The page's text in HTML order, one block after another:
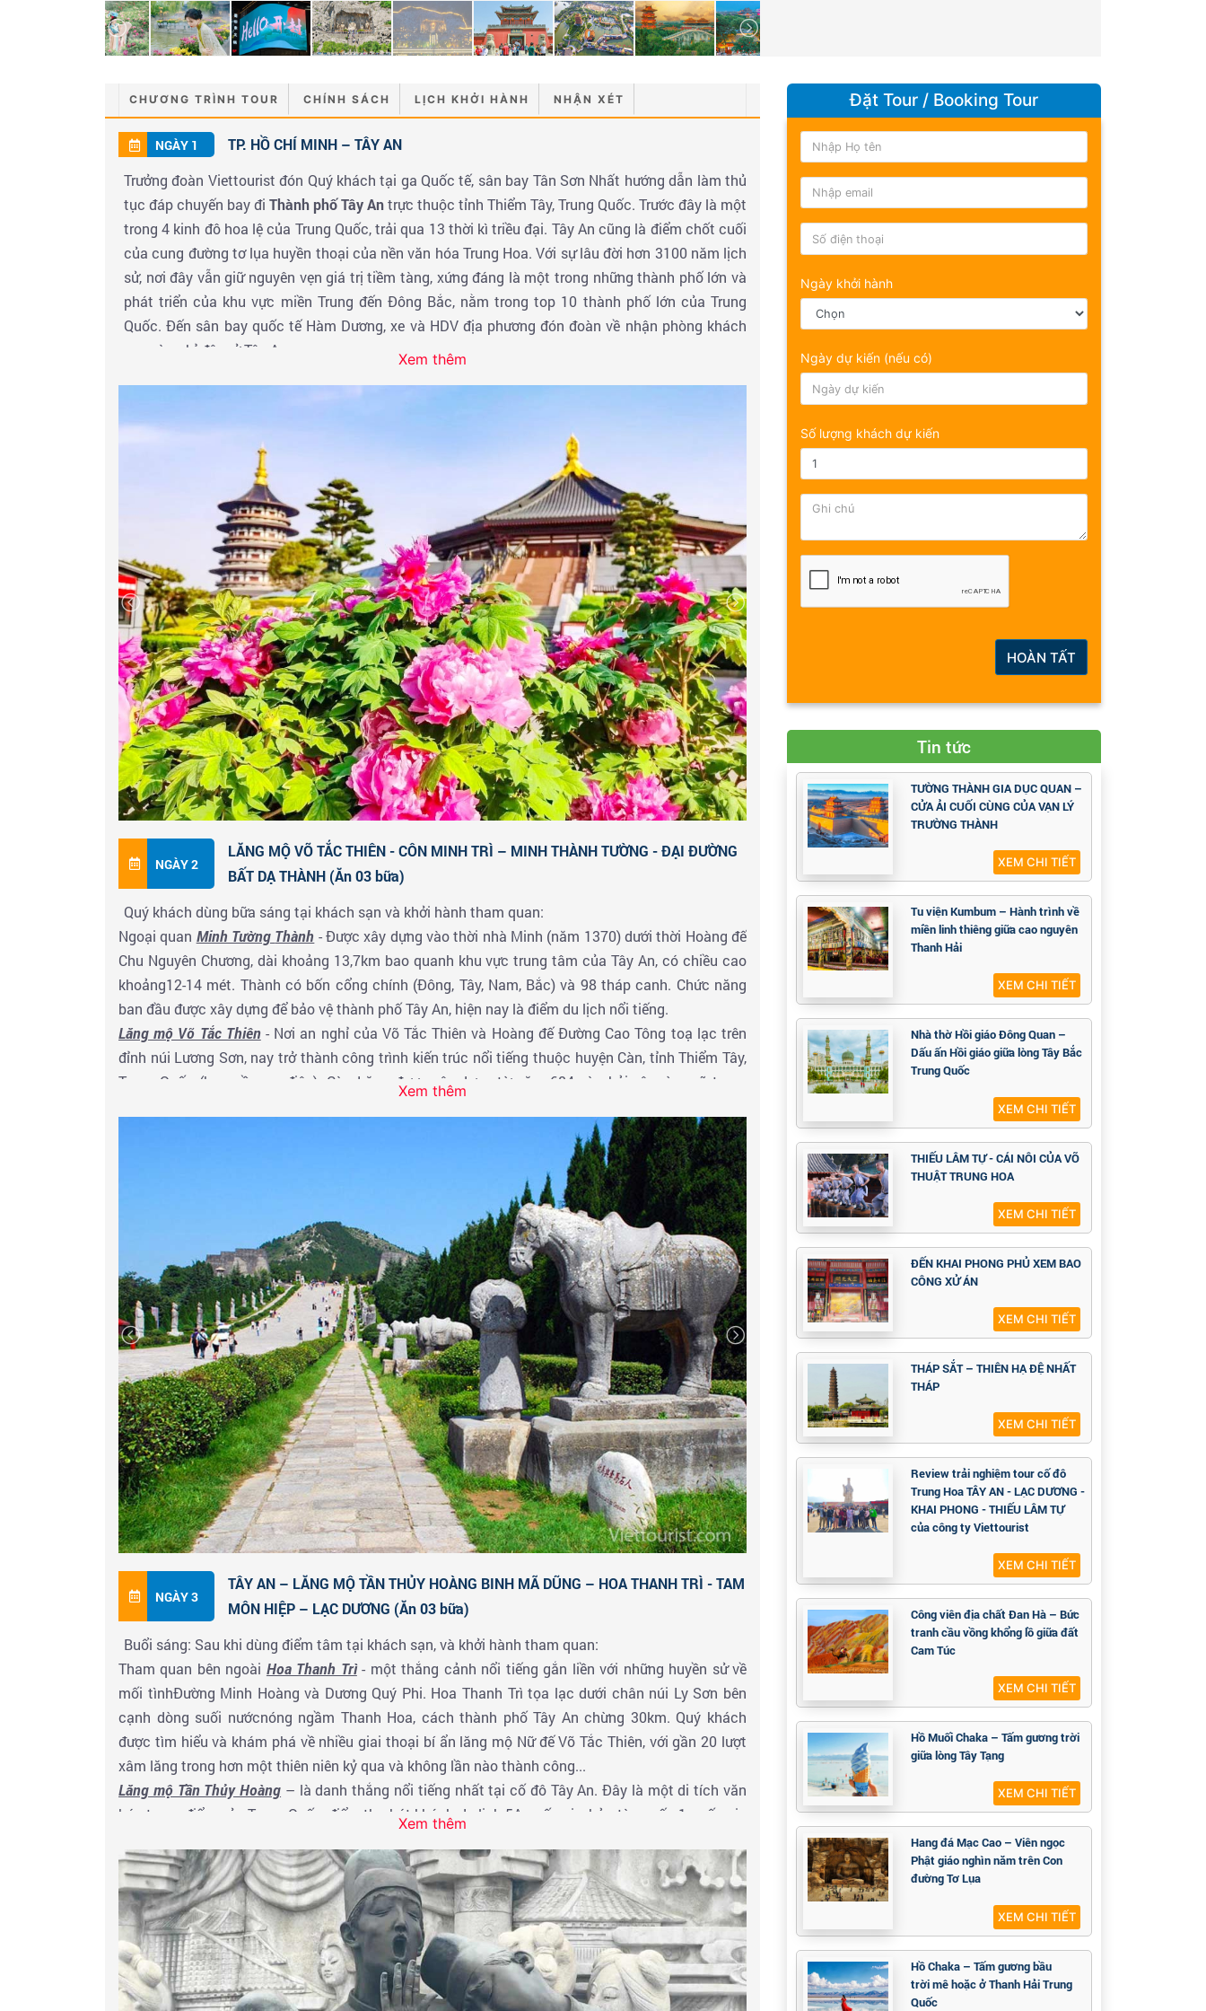
CHƯƠNG TRÌNH TOUR CHÍNH SÁCH LỊCH KHỞI HÀNH NHẬN XÉT
NGÀY 1
TP. HỒ CHÍ MINH – TÂY AN
Trưởng đoàn Viettourist đón Quý khách tại ga Quốc tế, sân bay Tân Sơn Nhất hướng dẫn làm thủ
tục đáp chuyến bay đi Thành phố Tây Antrực thuộc tỉnh Thiểm Tây, Trung Quốc. Trước đây là một
trong 4 kinh đô hoa lệ của Trung Quốc, trải qua 13 thời kì triều đại. Tây An cũng là điểm chốt cuối
của cung đường tơ lụa huyền thoại của nền văn hóa Trung Hoa. Với sự lâu đời hơn 3100 năm lịch
sử, nơi đây vẫn giữ nguyên vẹn giá trị tiềm tàng, xứng đáng là một trong những thành phố lớn và
phát triển của khu vực miền Trung đến Đông Bắc, nằm trong top 10 thành phố lớn của Trung
Quốc. Đến sân bay quốc tế Hàm Dương, xe và HDV địa phương đón đoàn về nhận phòng khách
sạn và nghỉ đêm ở Tây An.
HCM – Tây Anlúc 20h00 – 01h10.
Xem thêm
NGÀY 2
LĂNG MỘ VÕ TẮC THIÊN - CÔN MINH TRÌ – MINH THÀNH TƯỜNG - ĐẠI ĐƯỜNG
BẤT DẠ THÀNH (Ăn 03 bữa)
Quý khách dùng bữa sáng tại khách sạn và khởi hành tham quan:
Ngoại quan Minh Tường Thành - Được xây dựng vào thời nhà Minh (năm 1370) dưới thời Hoàng đế
Chu Nguyên Chương, dài khoảng 13,7km bao quanh khu vực trung tâm của Tây An, có chiều cao
khoảng12-14 mét. Thành có bốn cổng chính (Đông, Tây, Nam, Bắc) và 98 tháp canh. Chức năng
ban đầu được xây dựng để bảo vệ thành phố Tây An, hiện nay là điểm du lịch nổi tiếng.
Lăng mộ Võ Tắc Thiên- Nơi an nghỉ của Võ Tắc Thiên và Hoàng đế Đường Cao Tông toạ lạc trên
đỉnh núi Lương Sơn, nay trở thành công trình kiến trúc nổi tiếng thuộc huyện Càn, tỉnh Thiểm Tây,
Trung Quốc (bao gồm xe điện). Càn Lăng được xây dựng từ năm 684 và phải xây ròng rã trong
An xưa của nhà Đường. Quý khách được tìm hiểu và khám phá về nhiều giai thoại bí ẩn lăng mộ
Nữ đế Võ Tắc Thiên, với gần 20 lượt xâm lăng trong hơn một thiên niên kỷ qua và không lần nào
- Một địa danh nổi tiếng ở Tây An. Ở đây có một tác phẩm điêu khắc khổng
lồ về thuyền nhà Hán, Hán Vũ Đế đứng trên chiếc thuyền khổng lồ hùng mạnh nằm ở quảng
trường. Nơi đây từng là căn cứ để Hoàng đế nhà Hán huấn luyện lực lượng hải quân. Hiện nay, hồ
này là hồ đô thị lớn nhất ở Tây An...Quý khách còn có thể tìm thấy nhiều tác phẩm điêu khắc tuyệt
đẹp khác và đi dạo dọc theo hồ công viên.
Buổi tối: Đoàn dùng bữa tại nhà hàng địa phương và tiếp tục tham quan:
Đại Đường Bất Dạ Thànhlà một trong những địa danh văn hóa nổi tiếng nhất của Tây An, là phố đi
bộ lớn duy nhất mô phỏng các tòa nhà thời Đường và nền văn hóa thịnh vượng dưới thời Đường.
Nơi đây tổ chức rất nhiều hoạt động văn hóa, nghệ thuật, lễ hội mang sắc màu truyền thống thời
Đường và cũng là một danh lam thắng cảnh địa phương nổi tiếng về đêm thu hút rất nhiều du
khách ghé thăm bởi ánh đèn lung linh lấp lánh thắp sáng xuyên đêm.
Quý khách nghỉ đêm tạiTây Anhoặc tự do khám phá thành phố về đêm.
Xem thêm
NGÀY 3
TÂY AN – LĂNG MỘ TẦN THỦY HOÀNG BINH MÃ DŨNG – HOA THANH TRÌ - TAM
MÔN HIỆP – LẠC DƯƠNG (Ăn 03 bữa)
Buổi sáng: Sau khi dùng điểm tâm tại khách sạn, và khởi hành tham quan:
Tham quan bên ngoài Hoa Thanh Trì - một thắng cảnh nổi tiếng gắn liền với những huyền sử về
mối tìnhĐường Minh Hoàng và Dương Quý Phi. Hoa Thanh Trì tọa lạc dưới chân núi Ly Sơn bên
cạnh dòng suối nướcnóng ngầm Thanh Hoa, cách thành phố Tây An chừng 30km. Quý khách
được tìm hiểu và khám phá về nhiều giai thoại bí ẩn lăng mộ Nữ đế Võ Tắc Thiên, với gần 20 lượt
xâm lăng trong hơn một thiên niên kỷ qua và không lần nào thành công...
Lăng mộ Tần Thủy Hoàng – là danh thắng nổi tiếng nhất tại cố đô Tây An. Đây là một di tích văn
hóa trọng điểm của Trung Quốc, điểm thu hút khách du lịch 5A quốc gia, bảo tàng cấp 1 quốc gia
khoảng 8000 tượng đất nung gồm người và ngựa trong tư thế trang nghiêm, mỗi gương mặt là
một linh hồn sống động có đầy đủ giáp, trụ và binh khí như để bắt đầu cho một cuộc hành trình
mới trong thế giới vĩnh hằng mà Tần vương từng mong muốn vào những phút cuối đời. Lăng nằm
ở phía bắc núi Ly Sơn (骊山) thuộc huyện Lâm Đồng, thành phố Tây An, tỉnh Thiểm Tây, Trung
Quốc. Đây là lăng mộ được xây dựng trong hơn 38 năm, từ 246-208 TCN và nằm dưới một gò mộ
cao 76 mét có hình dạng gần giống một kim tự tháp. Bố cục của nó mô phỏng theo kinh đô nhà
Xem thêm
Đặt Tour / Booking Tour
Ngày khởi hành
Ngày dự kiến (nếu có)
Số lượng khách dự kiến
HOÀN TẤT
Tin tức
TƯỜNG THÀNH GIA DỤC QUAN –
CỬA ẢI CUỐI CÙNG CỦA VẠN LÝ
TRƯỜNG THÀNH
XEM CHI TIẾT
Tu viện Kumbum – Hành trình về
miền linh thiêng giữa cao nguyên
Thanh Hải
XEM CHI TIẾT
Nhà thờ Hồi giáo Đông Quan –
Dấu ấn Hồi giáo giữa lòng Tây Bắc
Trung Quốc
XEM CHI TIẾT
THIẾU LÂM TỰ - CÁI NÔI CỦA VÕ
THUẬT TRUNG HOA
XEM CHI TIẾT
ĐẾN KHAI PHONG PHỦ XEM BAO
CÔNG XỬ ÁN
XEM CHI TIẾT
THÁP SẮT – THIÊN HẠ ĐỆ NHẤT
THÁP
XEM CHI TIẾT
Review trải nghiệm tour cố đô
Trung Hoa TÂY AN - LẠC DƯƠNG -
KHAI PHONG - THIẾU LÂM TỰ
của công ty Viettourist
XEM CHI TIẾT
Công viên địa chất Đan Hà – Bức
tranh cầu vồng khổng lồ giữa đất
Cam Túc
XEM CHI TIẾT
Hồ Muối Chaka – Tấm gương trời
giữa lòng Tây Tạng
XEM CHI TIẾT
Hang đá Mạc Cao – Viên ngọc
Phật giáo nghìn năm trên Con
đường Tơ Lụa
XEM CHI TIẾT
Hồ Chaka – Tấm gương bầu
trời mê hoặc ở Thanh Hải Trung
Quốc